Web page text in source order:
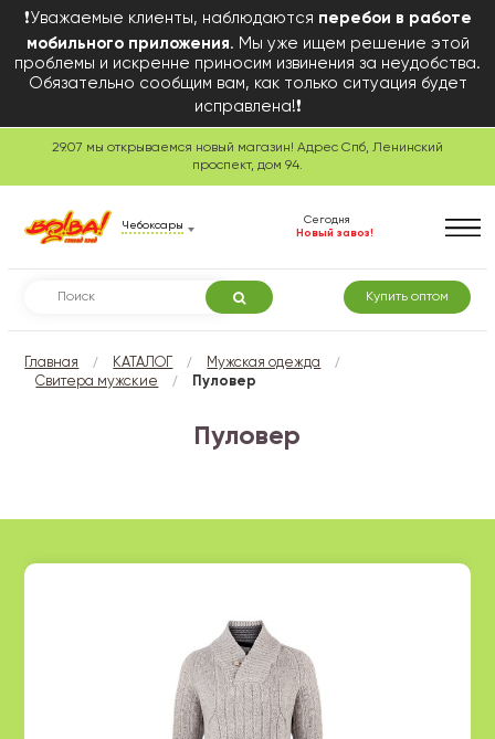
❗Уважаемые клиенты, наблюдаются перебои в работе
мобильного приложения. Мы уже ищем решение этой
проблемы и искренне приносим извинения за неудобства.
Обязательно сообщим вам, как только ситуация будет
исправлена!❗
29.07 мы открываемся новый магазин! Адрес Спб, Ленинский
проспект, дом 94.
Чебоксары
Сегодня
Новый завоз!
Купить оптом
Главная / КАТАЛОГ / Мужская одежда /
Свитера мужские / Пуловер
Пуловер